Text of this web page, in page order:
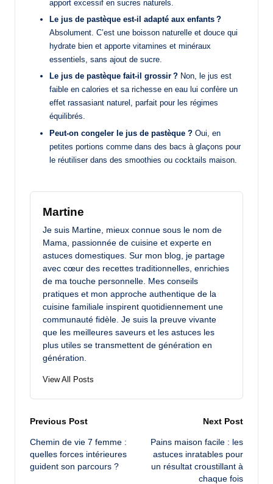
apport excessif en sucres naturels.
Le jus de pastèque est-il adapté aux enfants ?
Absolument. C’est une boisson naturelle et douce qui
hydrate bien et apporte vitamines et minéraux
essentiels, sans ajout de sucre.
Le jus de pastèque fait-il grossir ? Non, le jus est
faible en calories et sa richesse en eau lui confère un
effet rassasiant naturel, parfait pour les régimes
équilibrés.
Peut-on congeler le jus de pastèque ? Oui, en
petites portions comme dans des bacs à glaçons pour
le réutiliser dans des smoothies ou cocktails maison.
Martine
Je suis Martine, mieux connue sous le nom de
Mama, passionnée de cuisine et experte en
astuces domestiques. Sur mon blog, je partage
avec cœur des recettes traditionnelles, enrichies
de ma touche personnelle. Mes conseils
pratiques et mon approche authentique de la
cuisine familiale inspirent quotidiennement une
communauté fidèle. Je suis la preuve vivante
que les meilleures saveurs et les astuces les
plus utiles se transmettent de génération en
génération.
View All Posts
Post
navigation
Previous Post
Chemin de vie 7 femme :
quelles forces intérieures
guident son parcours ?
Next Post
Pains maison facile : les
astuces inratables pour
un résultat croustillant à
chaque fois